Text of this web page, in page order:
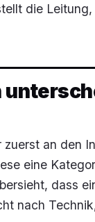
die Leitung,
an den
eine
dass
nach